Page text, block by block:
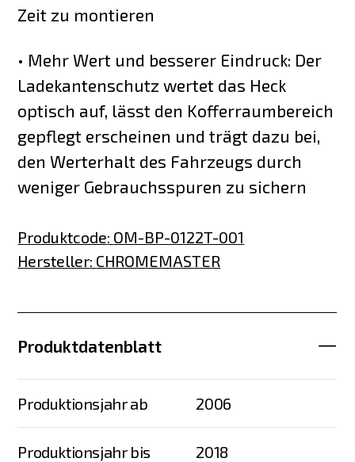
Zeit zu montieren
• Mehr Wert und besserer Eindruck: Der
Ladekantenschutz wertet das Heck
optisch auf, lässt den Kofferraumbereich
gepflegt erscheinen und trägt dazu bei,
den Werterhalt des Fahrzeugs durch
weniger Gebrauchsspuren zu sichern
Produktcode: OM-BP-0122T-001
Hersteller: CHROMEMASTER
Produktdatenblatt
Produktionsjahr ab 2006
Produktionsjahr bis 2018